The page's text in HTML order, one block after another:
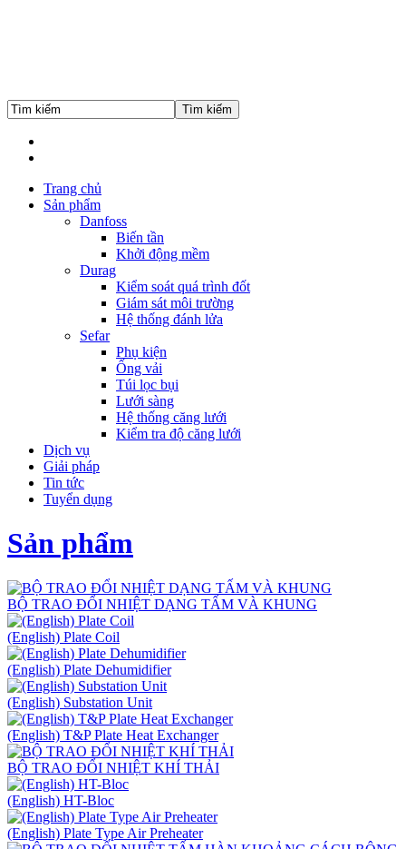
Trang chủ
Sản phẩm
Danfoss
Biến tần
Khởi động mềm
Durag
Kiểm soát quá trình đốt
Giám sát môi trường
Hệ thống đánh lửa
Sefar
Phụ kiện
Ống vải
Túi lọc bụi
Lưới sàng
Hệ thống căng lưới
Kiểm tra độ căng lưới
Dịch vụ
Giải pháp
Tin tức
Tuyển dụng
Sản phẩm
BỘ TRAO ĐỔI NHIỆT DẠNG TẤM VÀ KHUNG
(English) Plate Coil
(English) Plate Dehumidifier
(English) Substation Unit
(English) T&P Plate Heat Exchanger
BỘ TRAO ĐỔI NHIỆT KHÍ THẢI
(English) HT-Bloc
(English) Plate Type Air Preheater